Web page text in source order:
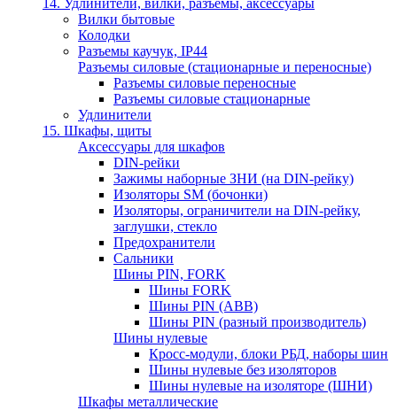
14. Удлинители, вилки, разъемы, аксессуары
Вилки бытовые
Колодки
Разъемы каучук, IP44
Разъемы силовые (стационарные и переносные)
Разъемы силовые переносные
Разъемы силовые стационарные
Удлинители
15. Шкафы, щиты
Аксессуары для шкафов
DIN-рейки
Зажимы наборные ЗНИ (на DIN-рейку)
Изоляторы SM (бочонки)
Изоляторы, ограничители на DIN-рейку,
заглушки, стекло
Предохранители
Сальники
Шины PIN, FORK
Шины FORK
Шины PIN (АВВ)
Шины PIN (разный производитель)
Шины нулевые
Кросс-модули, блоки РБД, наборы шин
Шины нулевые без изоляторов
Шины нулевые на изоляторе (ШНИ)
Шкафы металлические